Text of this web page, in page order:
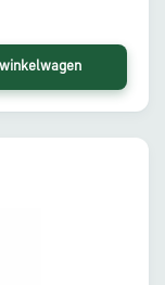
winkelwagen